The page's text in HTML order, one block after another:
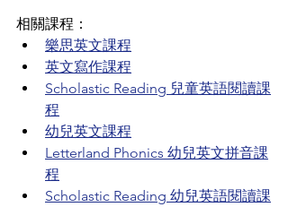
相關課程：
樂思英文課程
英文寫作課程
Scholastic Reading 兒童英語閱讀課
程
幼兒英文課程
Letterland Phonics 幼兒英文拼音課
程
Scholastic Reading 幼兒英語閱讀課